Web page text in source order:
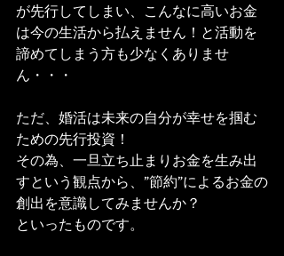
が先行してしまい、こんなに高いお金
は今の生活から払えません！と活動を
諦めてしまう方も少なくありませ
ん・・・
ただ、婚活は未来の自分が幸せを掴む
ための先行投資！
その為、一旦立ち止まりお金を生み出
すという観点から、”節約”によるお金の
創出を意識してみませんか？
といったものです。